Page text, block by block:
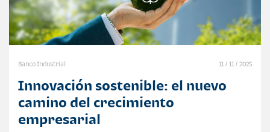
Banco Industrial 11 / 11 / 2025
Innovación sostenible: el nuevo
camino del crecimiento
empresarial